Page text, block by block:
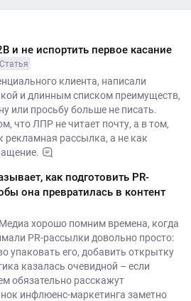
и не испортить первое касание
Статья
клиента, написали
и длинным списком преимуществ,
или просьбу больше не писать.
что ЛПР не читает почту, а в том,
рекламная рассылка, а не как
как подготовить PR-
она превратилась в контент
хорошо помним времена, когда
PR-рассылки довольно просто:
упаковать его, добавить открытку
казалась очевидной – если
обязательно расскажут
инфлюенс-маркетинга заметно